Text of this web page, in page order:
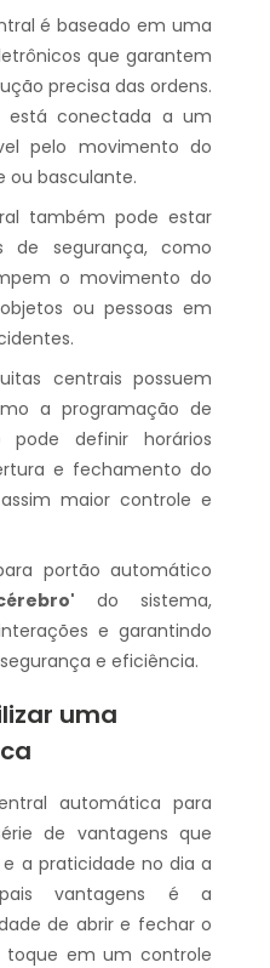
é baseado em uma
que garantem
precisa das ordens.
está conectada a um
pelo movimento do
ou basculante.
também pode estar
de segurança, como
o movimento do
ou pessoas em
centrais possuem
a programação de
definir horários
e fechamento do
maior controle e
portão automático
do sistema,
e garantindo
e eficiência.
uma
automática para
de vantagens que
a praticidade no dia a
vantagens é a
de abrir e fechar o
em um controle